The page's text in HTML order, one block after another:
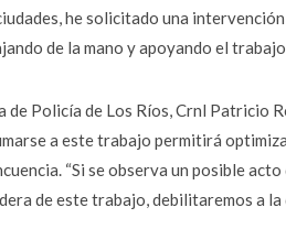
he solicitado una
de la mano y apoyando el
de Policía de Los Ríos, Crnl Patricio
a este trabajo permitirá
“Si se observa un posible
de este trabajo, debilitaremos a la